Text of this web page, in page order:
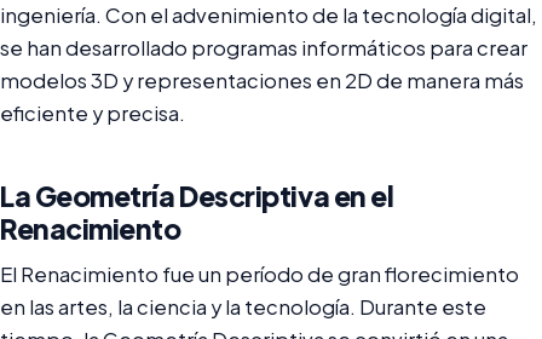
ingeniería. Con el advenimiento de la tecnología digital,
se han desarrollado programas informáticos para crear
modelos 3D y representaciones en 2D de manera más
eficiente y precisa.
La Geometría Descriptiva en el
Renacimiento
El Renacimiento fue un período de gran florecimiento
en las artes, la ciencia y la tecnología. Durante este